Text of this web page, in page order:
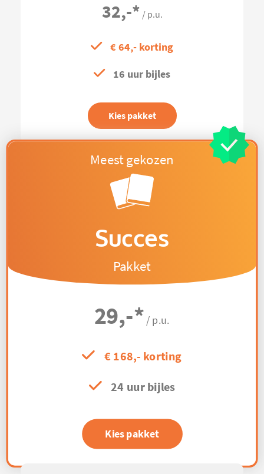
32,-* / p.u.
€ 64,- korting
16 uur bijles
Kies pakket
Succes
Pakket
29,-* / p.u.
€ 168,- korting
24 uur bijles
Kies pakket